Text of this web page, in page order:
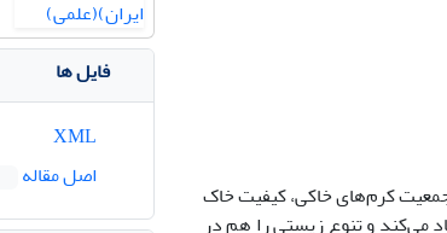
کرم‌های خاکی، کیفیت خاک
می‌کند و تنوع زیستی را هم در
فایل ها
اصل مقاله